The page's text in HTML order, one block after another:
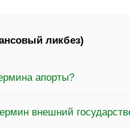
ликбез)
апорты?
внешний